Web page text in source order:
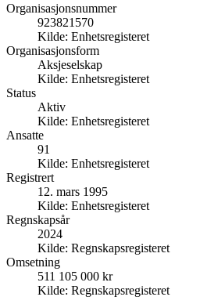
Organisasjonsnummer
923821570
Kilde: Enhetsregisteret
Organisasjonsform
Aksjeselskap
Kilde: Enhetsregisteret
Status
Aktiv
Kilde: Enhetsregisteret
Ansatte
91
Kilde: Enhetsregisteret
Registrert
12. mars 1995
Kilde: Enhetsregisteret
Regnskapsår
2024
Kilde: Regnskapsregisteret
Omsetning
511 105 000 kr
Kilde: Regnskapsregisteret